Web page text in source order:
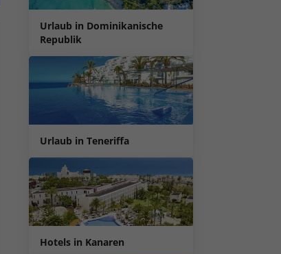
Urlaub in Dominikanische
Republik
Urlaub in Teneriffa
Hotels in Kanaren